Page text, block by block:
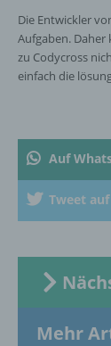
Die Entwickler
Aufgaben. Daher
zu Codycross
einfach die
Auf
Tweet
Mehr
g)
und
Sind